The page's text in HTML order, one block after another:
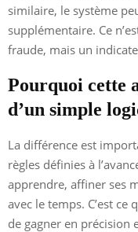
similaire, le système
supplémentaire. Ce
fraude, mais un
Pourquoi cette
d’un simple
La différence est
règles définies à
apprendre, affiner ses
avec le temps. C’est
de gagner en précision